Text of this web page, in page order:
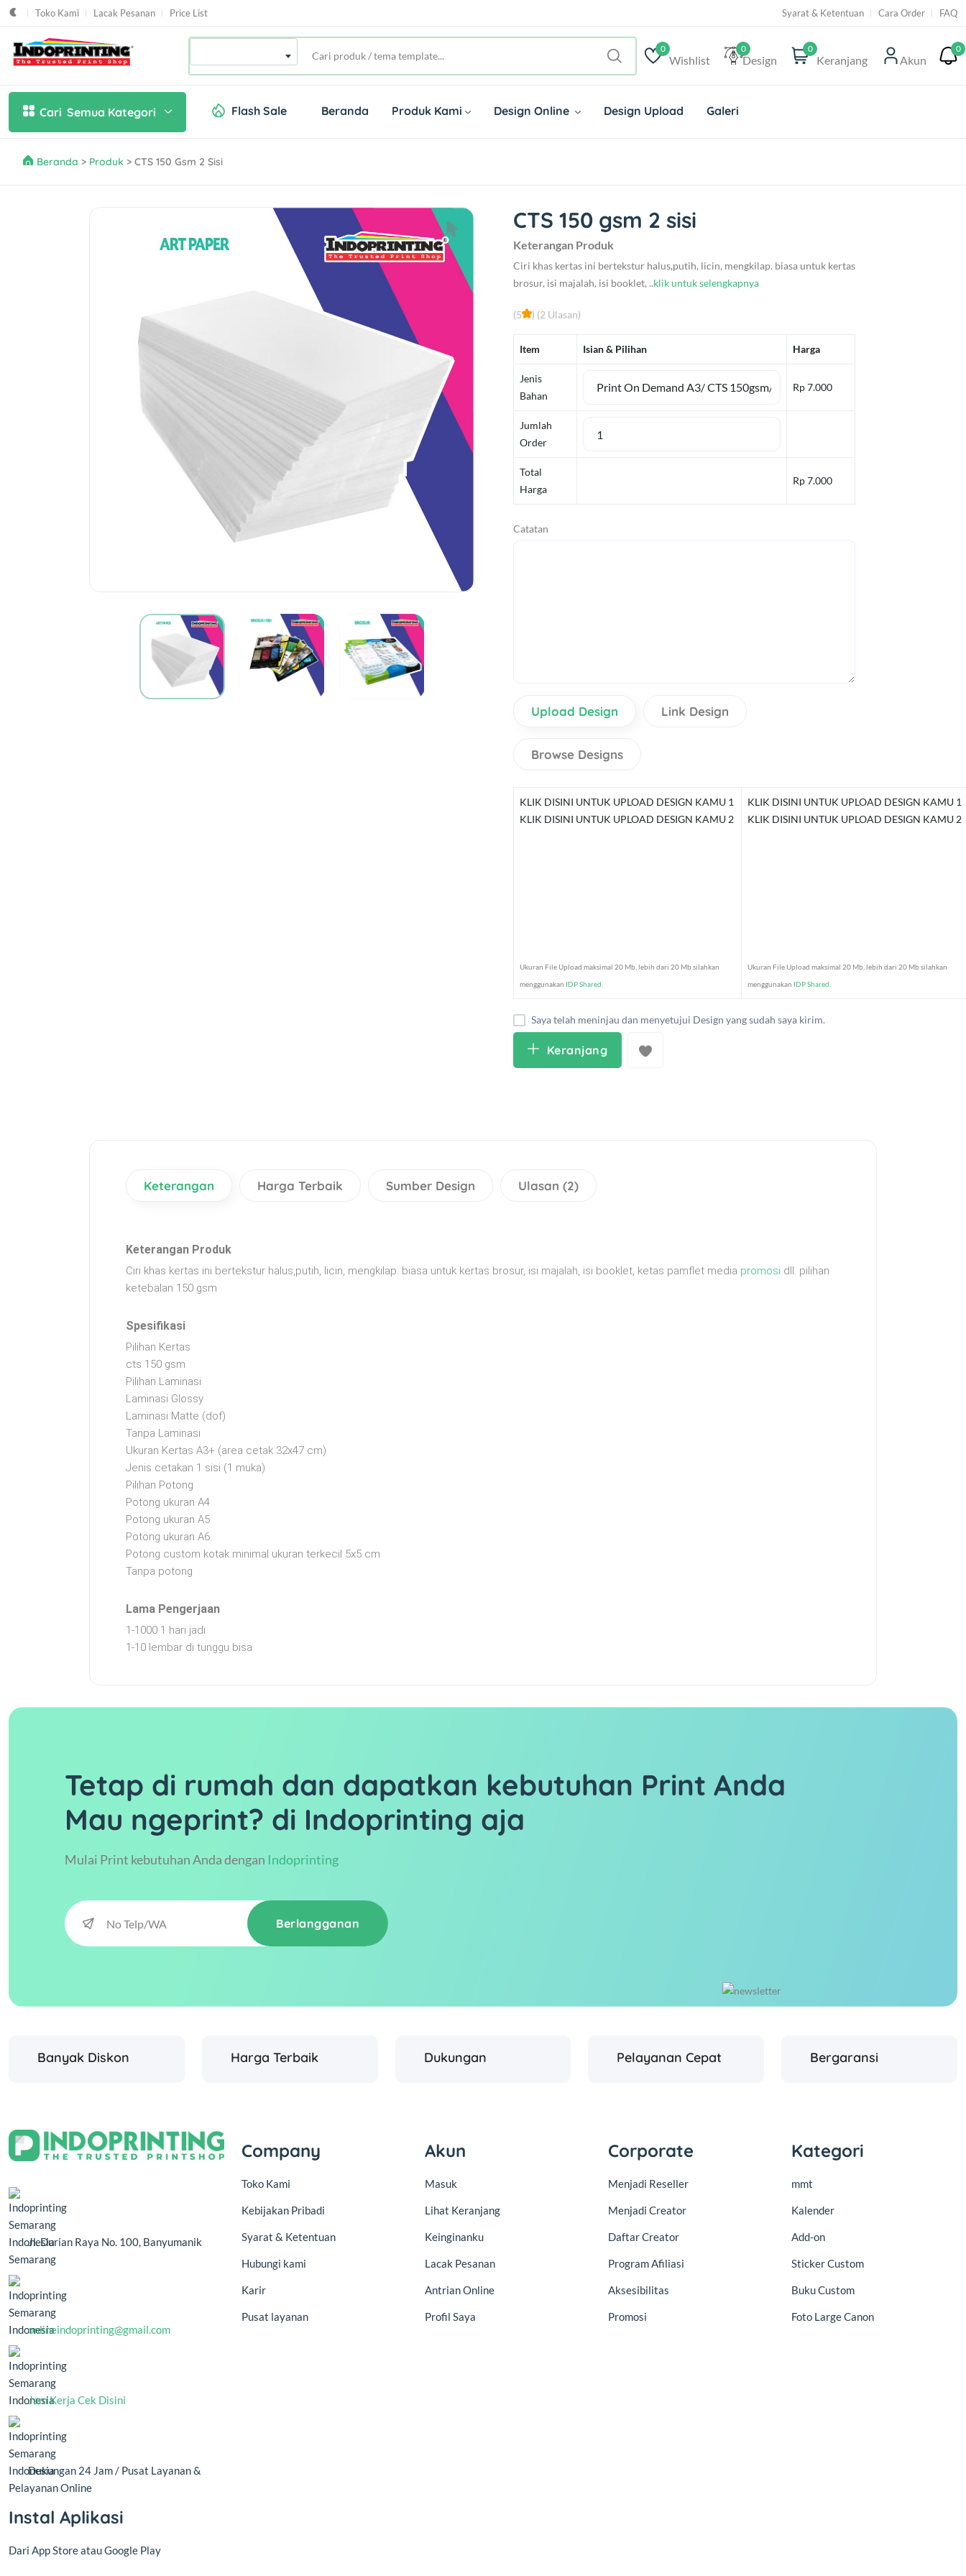
Toko Kami Lacak Pesanan Price List Syarat & Ketentuan Cara Order FAQ
0
Wishlist
0
Design
0
Keranjang Akun
0
Cari Semua Kategori Flash Sale Beranda Produk Kami Design Online Design Upload Galeri
Beranda > Produk > CTS 150 Gsm 2 Sisi
CTS 150 gsm 2 sisi
Keterangan Produk
Ciri khas kertas ini bertekstur halus,putih, licin, mengkilap. biasa untuk kertas
brosur, isi majalah, isi booklet, ..klik untuk selengkapnya
(5 ) (2 Ulasan)
Item Isian & Pilihan Harga
Jenis
Bahan
Rp 7.000
Jumlah
Order
Total
Harga
Rp 7.000
Catatan
Upload Design Link Design
Browse Designs
KLIK DISINI UNTUK UPLOAD DESIGN KAMU 1
KLIK DISINI UNTUK UPLOAD DESIGN KAMU 2
Ukuran File Upload maksimal 20 Mb, lebih dari 20 Mb silahkan
menggunakan IDP Shared.
KLIK DISINI UNTUK UPLOAD DESIGN KAMU 1
KLIK DISINI UNTUK UPLOAD DESIGN KAMU 2
Ukuran File Upload maksimal 20 Mb, lebih dari 20 Mb silahkan
menggunakan IDP Shared.
Saya telah meninjau dan menyetujui Design yang sudah saya kirim.
Keranjang
Keterangan Harga Terbaik Sumber Design Ulasan (2)
Keterangan Produk
Ciri khas kertas ini bertekstur halus,putih, licin, mengkilap. biasa untuk kertas brosur, isi majalah, isi booklet, ketas pamflet media promosi dll. pilihan
ketebalan 150 gsm
Spesifikasi
Pilihan Kertas
cts 150 gsm
Pilihan Laminasi
Laminasi Glossy
Laminasi Matte (dof)
Tanpa Laminasi
Ukuran Kertas A3+ (area cetak 32x47 cm)
Jenis cetakan 1 sisi (1 muka)
Pilihan Potong
Potong ukuran A4
Potong ukuran A5
Potong ukuran A6
Potong custom kotak minimal ukuran terkecil 5x5 cm
Tanpa potong
Lama Pengerjaan
1-1000 1 hari jadi
1-10 lembar di tunggu bisa
Tetap di rumah dan dapatkan kebutuhan Print Anda
Mau ngeprint? di Indoprinting aja
Mulai Print kebutuhan Anda dengan Indoprinting
Berlangganan
Banyak Diskon Harga Terbaik Dukungan Pelayanan Cepat Bergaransi
Jl. Durian Raya No. 100, Banyumanik
Semarang
onlineindoprinting@gmail.com
Jam Kerja Cek Disini
Dukungan 24 Jam / Pusat Layanan &
Pelayanan Online
Company
Toko Kami
Kebijakan Pribadi
Syarat & Ketentuan
Hubungi kami
Karir
Pusat layanan
Akun
Masuk
Lihat Keranjang
Keinginanku
Lacak Pesanan
Antrian Online
Profil Saya
Corporate
Menjadi Reseller
Menjadi Creator
Daftar Creator
Program Afiliasi
Aksesibilitas
Promosi
Kategori
mmt
Kalender
Add-on
Sticker Custom
Buku Custom
Foto Large Canon
Instal Aplikasi
Dari App Store atau Google Play